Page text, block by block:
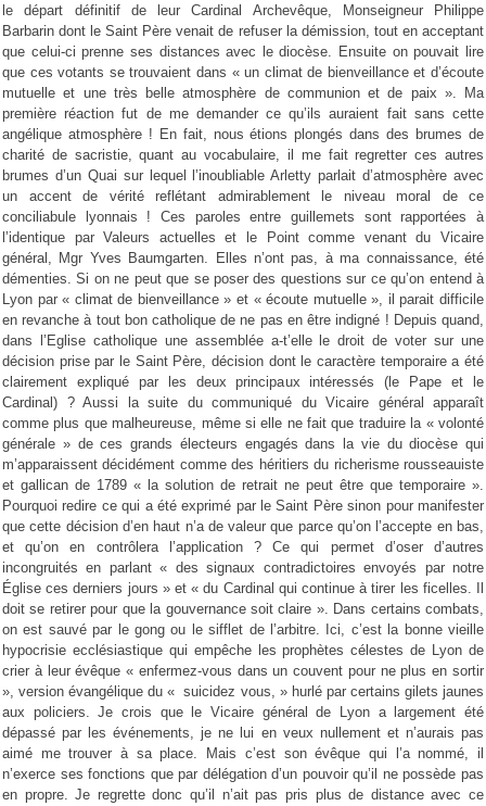
le départ définitif de leur Cardinal Archevêque, Monseigneur Philippe
Barbarin dont le Saint Père venait de refuser la démission, tout en acceptant
que celui-ci prenne ses distances avec le diocèse. Ensuite on pouvait lire
que ces votants se trouvaient dans « un climat de bienveillance et d’écoute
mutuelle et une très belle atmosphère de communion et de paix ». Ma
première réaction fut de me demander ce qu’ils auraient fait sans cette
angélique atmosphère ! En fait, nous étions plongés dans des brumes de
charité de sacristie, quant au vocabulaire, il me fait regretter ces autres
brumes d’un Quai sur lequel l’inoubliable Arletty parlait d’atmosphère avec
un accent de vérité reflétant admirablement le niveau moral de ce
conciliabule lyonnais ! Ces paroles entre guillemets sont rapportées à
l’identique par Valeurs actuelles et le Point comme venant du Vicaire
général, Mgr Yves Baumgarten. Elles n’ont pas, à ma connaissance, été
démenties. Si on ne peut que se poser des questions sur ce qu’on entend à
Lyon par « climat de bienveillance » et « écoute mutuelle », il parait difficile
en revanche à tout bon catholique de ne pas en être indigné ! Depuis quand,
dans l’Eglise catholique une assemblée a-t’elle le droit de voter sur une
décision prise par le Saint Père, décision dont le caractère temporaire a été
clairement expliqué par les deux principaux intéressés (le Pape et le
Cardinal) ? Aussi la suite du communiqué du Vicaire général apparaît
comme plus que malheureuse, même si elle ne fait que traduire la « volonté
générale » de ces grands électeurs engagés dans la vie du diocèse qui
m’apparaissent décidément comme des héritiers du richerisme rousseauiste
et gallican de 1789 « la solution de retrait ne peut être que temporaire ».
Pourquoi redire ce qui a été exprimé par le Saint Père sinon pour manifester
que cette décision d’en haut n’a de valeur que parce qu’on l’accepte en bas,
et qu’on en contrôlera l’application ? Ce qui permet d’oser d’autres
incongruités en parlant « des signaux contradictoires envoyés par notre
Église ces derniers jours » et « du Cardinal qui continue à tirer les ficelles. Il
doit se retirer pour que la gouvernance soit claire ». Dans certains combats,
on est sauvé par le gong ou le sifflet de l’arbitre. Ici, c’est la bonne vieille
hypocrisie ecclésiastique qui empêche les prophètes célestes de Lyon de
crier à leur évêque « enfermez-vous dans un couvent pour ne plus en sortir
», version évangélique du « suicidez vous, » hurlé par certains gilets jaunes
aux policiers. Je crois que le Vicaire général de Lyon a largement été
dépassé par les événements, je ne lui en veux nullement et n’aurais pas
aimé me trouver à sa place. Mais c’est son évêque qui l’a nommé, il
n’exerce ses fonctions que par délégation d’un pouvoir qu’il ne possède pas
en propre. Je regrette donc qu’il n’ait pas pris plus de distance avec ce